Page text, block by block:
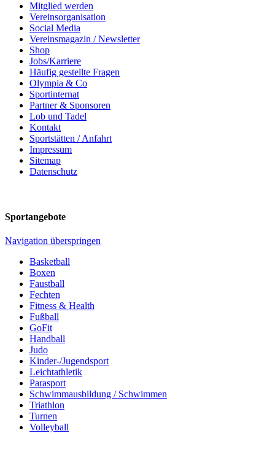
Mitglied werden
Vereinsorganisation
Social Media
Vereinsmagazin / Newsletter
Shop
Jobs/Karriere
Häufig gestellte Fragen
Olympia & Co
Sportinternat
Partner & Sponsoren
Lob und Tadel
Kontakt
Sportstätten / Anfahrt
Impressum
Sitemap
Datenschutz
Sportangebote
Navigation überspringen
Basketball
Boxen
Faustball
Fechten
Fitness & Health
Fußball
GoFit
Handball
Judo
Kinder-/Jugendsport
Leichtathletik
Parasport
Schwimmausbildung / Schwimmen
Triathlon
Turnen
Volleyball